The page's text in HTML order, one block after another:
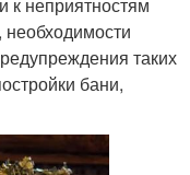
к неприятностям
необходимости
таких
бани,